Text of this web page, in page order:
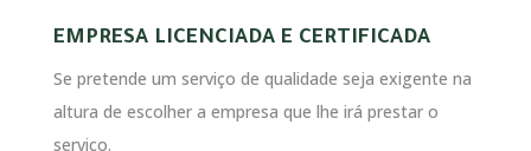
EMPRESA LICENCIADA E CERTIFICADA
Se pretende um serviço de qualidade seja exigente na
altura de escolher a empresa que lhe irá prestar o
serviço.